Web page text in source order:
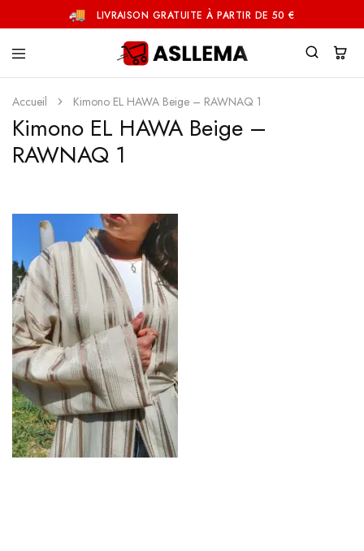
LIVRAISON GRATUITE À PARTIR DE 50 €
Accueil Kimono EL HAWA Beige – RAWNAQ 1
Kimono EL HAWA Beige –
RAWNAQ 1